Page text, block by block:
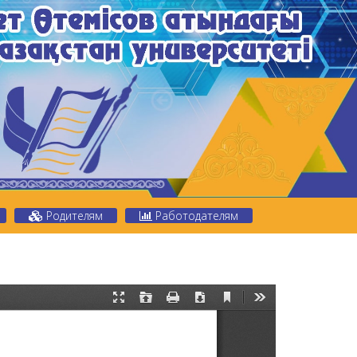
Родителям Работодателям